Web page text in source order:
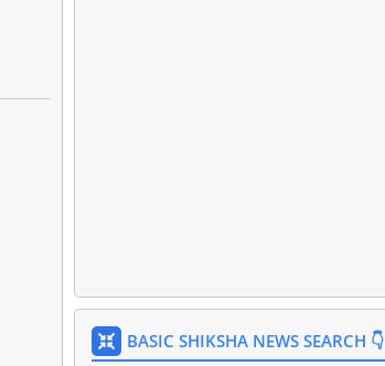
BASIC SHIKSHA NEWS SEARCH 👇